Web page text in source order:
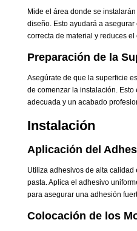
Mide el área donde se
diseño. Esto ayudará a
correcta de material y reduces el
Preparación de la
Asegúrate de que la superficie
de comenzar la instalación.
adecuada y un acabado
Instalación
Aplicación del
Utiliza adhesivos de alta
pasta. Aplica el adhesivo
para asegurar una adhesión
Colocación de los